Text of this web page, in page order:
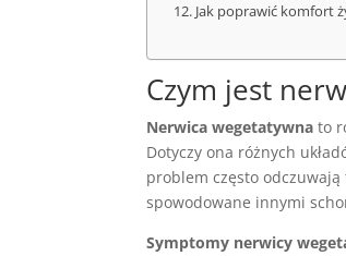
Jak poprawić komfort
Czym jest
Nerwica wegetatywna to
Dotyczy ona różnych
problem często
spowodowane innymi
Symptomy nerwicy